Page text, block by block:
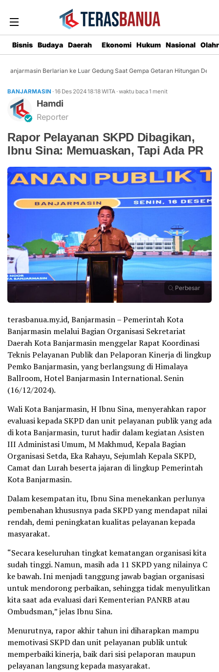
Bisnis Budaya Daerah Ekonomi Hukum Nasional
Banjarmasin Berlarian ke Luar Gedung Saat Gempa Getaran Hitungan Detik
BANJARMASIN · 16 Des 202418:18WITA ·waktu baca 1 menit
Hamdi
Reporter
Rapor Pelayanan SKPD Dibagikan,
Ibnu Sina: Memuaskan, Tapi Ada PR
Perbesar
terasbanua.my.id, Banjarmasin – Pemerintah Kota
Banjarmasin melalui Bagian Organisasi Sekretariat
Daerah Kota Banjarmasin menggelar Rapat Koordinasi
Teknis Pelayanan Publik dan Pelaporan Kinerja di lingkup
Pemko Banjarmasin, yang berlangsung di Himalaya
Ballroom, Hotel Banjarmasin International. Senin
(16/12/2024).
Wali Kota Banjarmasin, H Ibnu Sina, menyerahkan rapor
evaluasi kepada SKPD dan unit pelayanan publik yang ada
di kota Banjarmasin, turut hadir dalam kegiatan Asisten
III Administasi Umum, M Makhmud, Kepala Bagian
Organisasi Setda, Eka Rahayu, Sejumlah Kepala SKPD,
Camat dan Lurah beserta jajaran di lingkup Pemerintah
Kota Banjarmasin.
Dalam kesempatan itu, Ibnu Sina menekankan perlunya
pembenahan khususnya pada SKPD yang mendapat nilai
rendah, demi peningkatan kualitas pelayanan kepada
masyarakat.
“Secara keseluruhan tingkat kematangan organisasi kita
sudah tinggi. Namun, masih ada 11 SKPD yang nilainya C
ke bawah. Ini menjadi tanggung jawab bagian organisasi
untuk mendorong perbaikan, sehingga tidak menyulitkan
kita saat ada evaluasi dari Kementerian PANRB atau
Ombudsman,” jelas Ibnu Sina.
Menurutnya, rapor akhir tahun ini diharapkan mampu
memotivasi SKPD dan unit pelayanan publik untuk
memperbaiki kinerja, baik dari sisi pelaporan maupun
pelayanan langsung kepada masyarakat.